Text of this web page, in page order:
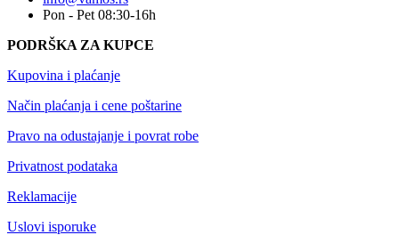
Pon - Pet 08:30-16h
PODRŠKA ZA KUPCE
Kupovina i plaćanje
Način plaćanja i cene poštarine
Pravo na odustajanje i povrat robe
Privatnost podataka
Reklamacije
Uslovi isporuke